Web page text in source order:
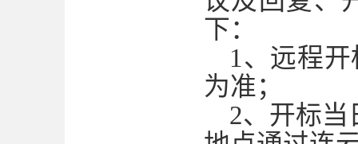
下：
1、远程
为准；
2、开标当